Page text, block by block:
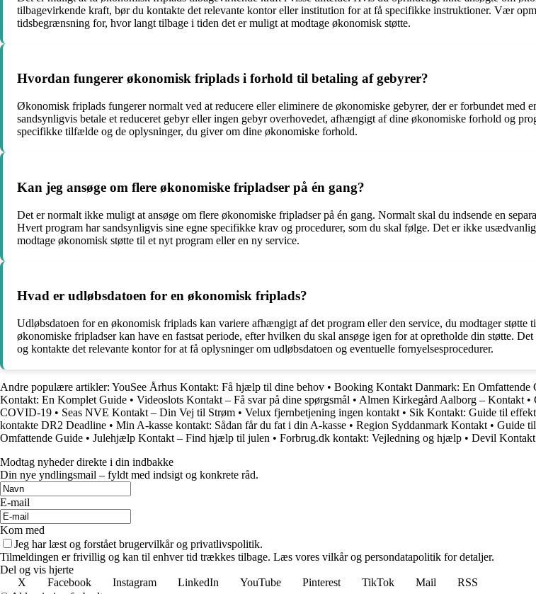
tilbagevirkende kraft, bør du kontakte det relevante kontor eller institution for at få specifikke instruktioner. Vær
tidsbegrænsning for, hvor langt tilbage i tiden det er muligt at modtage økonomisk støtte.
Hvordan fungerer økonomisk friplads i forhold til betaling af gebyrer?
Økonomisk friplads fungerer normalt ved at reducere eller eliminere de økonomiske gebyrer, der er forbundet med
sandsynligvis betale et reduceret gebyr eller ingen gebyr overhovedet, afhængigt af dine økonomiske forhold og
specifikke tilfælde og de oplysninger, du giver om dine økonomiske forhold.
Kan jeg ansøge om flere økonomiske fripladser på én gang?
Det er normalt ikke muligt at ansøge om flere økonomiske fripladser på én gang. Normalt skal du indsende en
Hvert program har sandsynligvis sine egne specifikke krav og procedurer, som du skal følge. Det er ikke
modtage økonomisk støtte til et nyt program eller en ny service.
Hvad er udløbsdatoen for en økonomisk friplads?
Udløbsdatoen for en økonomisk friplads kan variere afhængigt af det program eller den service, du modtager
økonomiske fripladser kan have en fastsat periode, efter hvilken du skal ansøge igen for at opretholde din støtte.
og kontakte det relevante kontor for at få oplysninger om udløbsdatoen og eventuelle fornyelsesprocedurer.
Andre populære artikler: YouSee Århus Kontakt: Få hjælp til dine behov • Booking Kontakt Danmark: En Omfattende
Kontakt: En Komplet Guide • Videoslots Kontakt – Få svar på dine spørgsmål • Almen Kirkegård Aalborg – Kontakt •
COVID-19 • Seas NVE Kontakt – Din Vej til Strøm • Velux fjernbetjening ingen kontakt • Sik Kontakt: Guide til
kontakte DR2 Deadline • Min A-kasse kontakt: Sådan får du fat i din A-kasse • Region Syddanmark Kontakt • Guide
Omfattende Guide • Julehjælp Kontakt – Find hjælp til julen • Forbrug.dk kontakt: Vejledning og hjælp • Devil
Modtag nyheder direkte i din indbakke
Din nye yndlingsmail – fyldt med indsigt og konkrete råd.
E-mail
Kom med
Jeg har læst og forstået brugervilkår og privatlivspolitik.
Tilmeldingen er frivillig og kan til enhver tid trækkes tilbage. Læs vores vilkår og persondatapolitik for detaljer.
Del og vis hjerte
X
Facebook Instagram LinkedIn YouTube Pinterest TikTok Mail
RSS